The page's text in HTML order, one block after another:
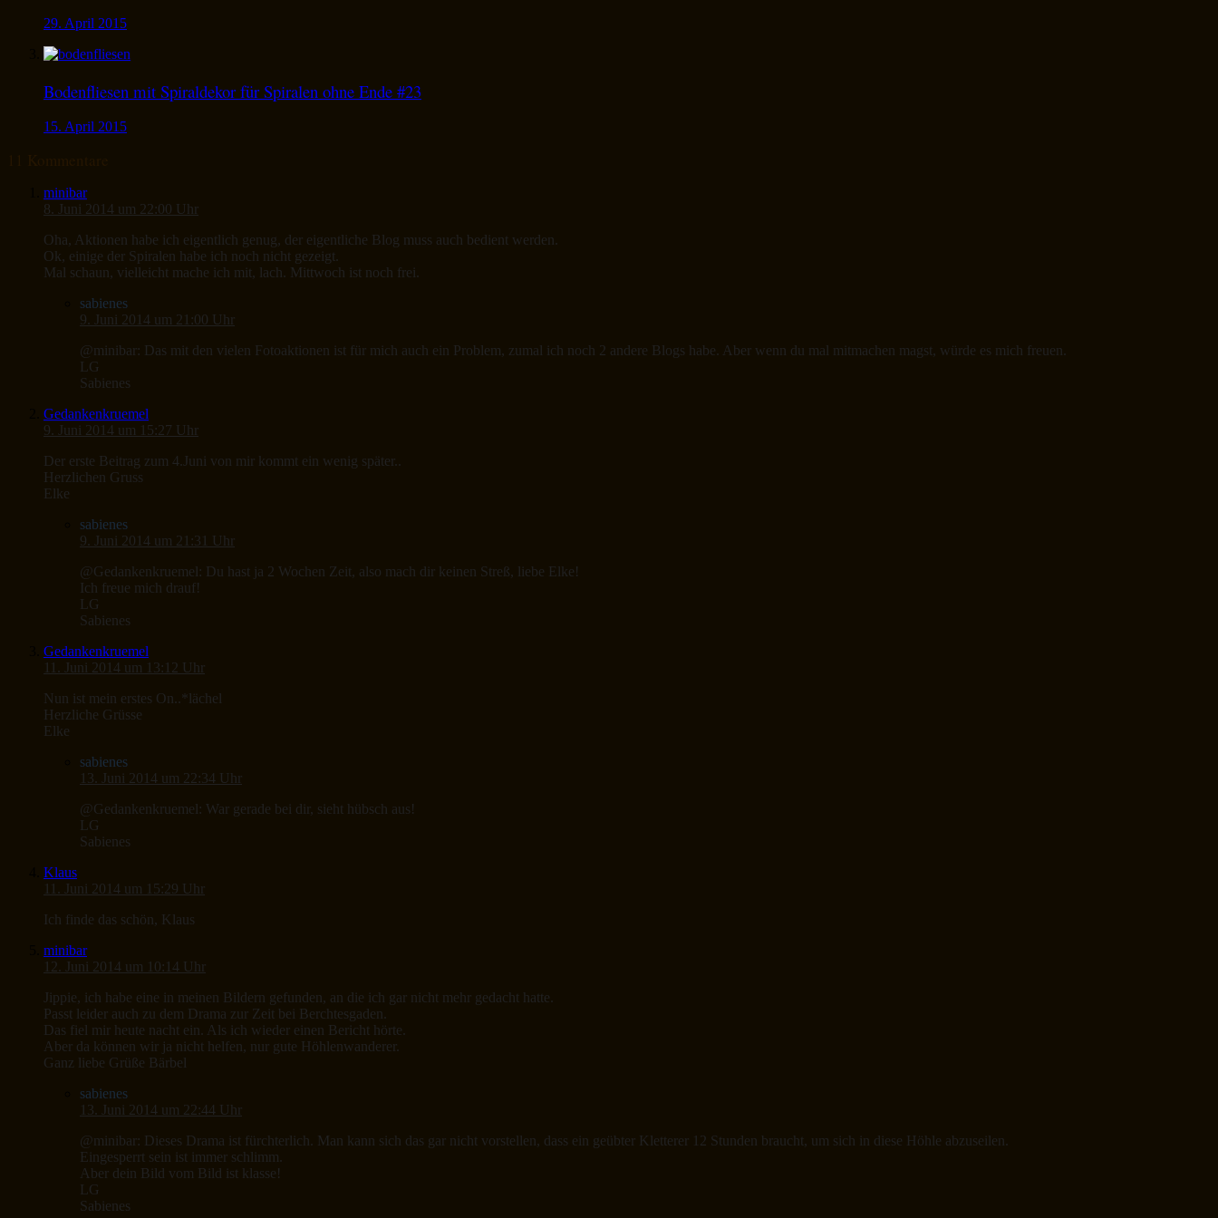
29. April 2015
Bodenfliesen mit Spiraldekor für Spiralen ohne Ende #23
15. April 2015
minibar
8. Juni 2014 um 22:00 Uhr
Oha, Aktionen habe ich eigentlich genug, der eigentliche Blog muss auch bedient werden.
Ok, einige der Spiralen habe ich noch nicht gezeigt.
Mal schaun, vielleicht mache ich mit, lach. Mittwoch ist noch frei.
sabienes
9. Juni 2014 um 21:00 Uhr
@minibar: Das mit den vielen Fotoaktionen ist für mich auch ein Problem, zumal ich noch 2 andere Blogs habe. Aber wenn du mal mitmachen magst, würde es mich freuen.
LG
Sabienes
Gedankenkruemel
9. Juni 2014 um 15:27 Uhr
Der erste Beitrag zum 4.Juni von mir kommt ein wenig später..
Herzlichen Gruss
Elke
sabienes
9. Juni 2014 um 21:31 Uhr
@Gedankenkruemel: Du hast ja 2 Wochen Zeit, also mach dir keinen Streß, liebe Elke!
Ich freue mich drauf!
LG
Sabienes
Gedankenkruemel
11. Juni 2014 um 13:12 Uhr
Nun ist mein erstes On..*lächel
Herzliche Grüsse
Elke
sabienes
13. Juni 2014 um 22:34 Uhr
@Gedankenkruemel: War gerade bei dir, sieht hübsch aus!
LG
Sabienes
Klaus
11. Juni 2014 um 15:29 Uhr
Ich finde das schön, Klaus
minibar
12. Juni 2014 um 10:14 Uhr
Jippie, ich habe eine in meinen Bildern gefunden, an die ich gar nicht mehr gedacht hatte.
Passt leider auch zu dem Drama zur Zeit bei Berchtesgaden.
Das fiel mir heute nacht ein. Als ich wieder einen Bericht hörte.
Aber da können wir ja nicht helfen, nur gute Höhlenwanderer.
Ganz liebe Grüße Bärbel
sabienes
13. Juni 2014 um 22:44 Uhr
@minibar: Dieses Drama ist fürchterlich. Man kann sich das gar nicht vorstellen, dass ein geübter Kletterer 12 Stunden braucht, um sich in diese Höhle abzuseilen.
Eingesperrt sein ist immer schlimm.
Aber dein Bild vom Bild ist klasse!
LG
Sabienes